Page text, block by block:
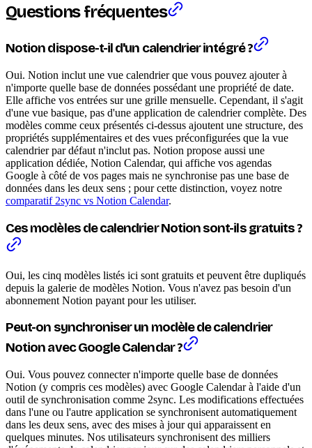
Questions fréquentes
Notion dispose-t-il d'un calendrier intégré ?
Oui. Notion inclut une vue calendrier que vous pouvez ajouter à
n'importe quelle base de données possédant une propriété de date.
Elle affiche vos entrées sur une grille mensuelle. Cependant, il s'agit
d'une vue basique, pas d'une application de calendrier complète. Des
modèles comme ceux présentés ci-dessus ajoutent une structure, des
propriétés supplémentaires et des vues préconfigurées que la vue
calendrier par défaut n'inclut pas. Notion propose aussi une
application dédiée, Notion Calendar, qui affiche vos agendas
Google à côté de vos pages mais ne synchronise pas une base de
données dans les deux sens ; pour cette distinction, voyez notre
comparatif 2sync vs Notion Calendar.
Ces modèles de calendrier Notion sont-ils gratuits ?
Oui, les cinq modèles listés ici sont gratuits et peuvent être dupliqués
depuis la galerie de modèles Notion. Vous n'avez pas besoin d'un
abonnement Notion payant pour les utiliser.
Peut-on synchroniser un modèle de calendrier
Notion avec Google Calendar ?
Oui. Vous pouvez connecter n'importe quelle base de données
Notion (y compris ces modèles) avec Google Calendar à l'aide d'un
outil de synchronisation comme 2sync. Les modifications effectuées
dans l'une ou l'autre application se synchronisent automatiquement
dans les deux sens, avec des mises à jour qui apparaissent en
quelques minutes. Nos utilisateurs synchronisent des milliers